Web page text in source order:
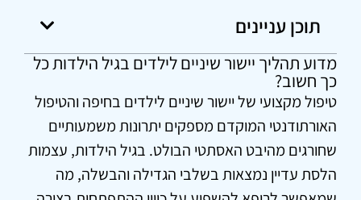
תוכן עניינים
מדוע תהליך יישור שיניים לילדים בגיל הילדות כל
כך חשוב?
טיפול מקצועי של יישור שיניים לילדים בחיפהוהטיפול
האורתודנטי המוקדם מספקים יתרונות משמעותיים
שחורגים מהיבט האסתטי הבולט. בגיל הילדות, עצמות
הלסת עדיין נמצאות בשלבי הגדילה והבשלה, מה